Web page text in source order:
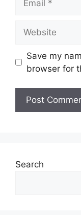
Save my
browser for
Search